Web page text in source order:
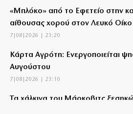
«Μπλόκο» από το Εφετείο στην
αίθουσας χορού στον Λευκό Οίκο
7|08|2026 | 23:20
Κάρτα Αγρότη: Ενεργοποιείται
Αυγούστου
7|08|2026 | 23:10
Τα χάλκινα του Μάρκοβιτς